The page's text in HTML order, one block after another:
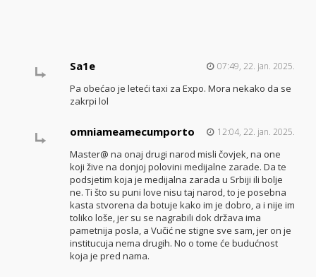
Sa1e 07:49, 22. jan. 2025.
Pa obećao je leteći taxi za Expo. Mora nekako da se
zakrpi lol
omniameamecumporto 12:04, 22. jan. 2025.
Master@ na onaj drugi narod misli čovjek, na one
koji žive na donjoj polovini medijalne zarade. Da te
podsjetim koja je medijalna zarada u Srbiji ili bolje
ne. Ti što su puni love nisu taj narod, to je posebna
kasta stvorena da botuje kako im je dobro, a i nije im
toliko loše, jer su se nagrabili dok država ima
pametnija posla, a Vučić ne stigne sve sam, jer on je
institucuja nema drugih. No o tome će budućnost
koja je pred nama.